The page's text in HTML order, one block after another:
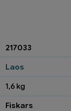
217033
Laos
1,6 kg
Fiskars